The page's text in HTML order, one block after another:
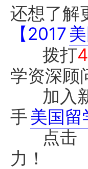
还想了解
【2017
拨打
学资深顾
加入
手 美国留
点击
力！